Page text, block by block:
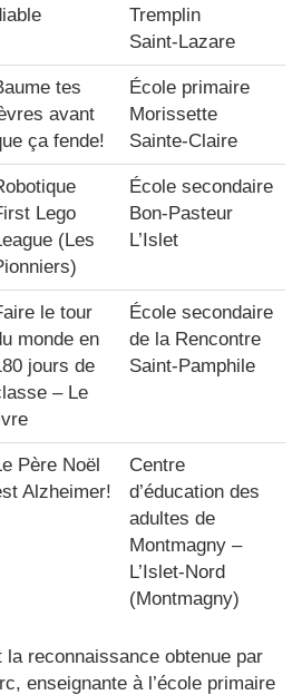
Tremplin
Saint-Lazare
tes
avant
ça fende!
École primaire
Morissette
Sainte-Claire
Lego
(Les
École secondaire
Bon-Pasteur
L’Islet
le tour
monde en
jours de
– Le
École secondaire
de la Rencontre
Saint-Pamphile
Père Noël
Alzheimer!
Centre
d’éducation des
adultes de
Montmagny –
L’Islet-Nord
(Montmagny)
la reconnaissance obtenue par
enseignante à l’école primaire